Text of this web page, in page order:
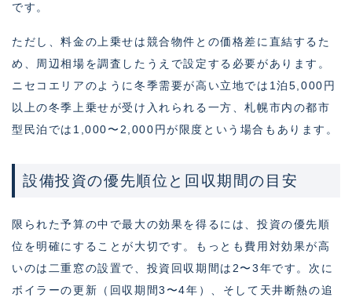
です。
ただし、料金の上乗せは競合物件との価格差に直結するた
め、周辺相場を調査したうえで設定する必要があります。
ニセコエリアのように冬季需要が高い立地では1泊5,000円
以上の冬季上乗せが受け入れられる一方、札幌市内の都市
型民泊では1,000〜2,000円が限度という場合もあります。
設備投資の優先順位と回収期間の目安
限られた予算の中で最大の効果を得るには、投資の優先順
位を明確にすることが大切です。もっとも費用対効果が高
いのは二重窓の設置で、投資回収期間は2〜3年です。次に
ボイラーの更新（回収期間3〜4年）、そして天井断熱の追